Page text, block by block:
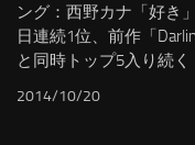
ング：西野カナ「好き
日連続1位、前作「
と同時トップ5入り続く
2014/10/20